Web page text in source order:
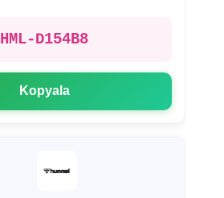
HML-D154B8
Kopyala